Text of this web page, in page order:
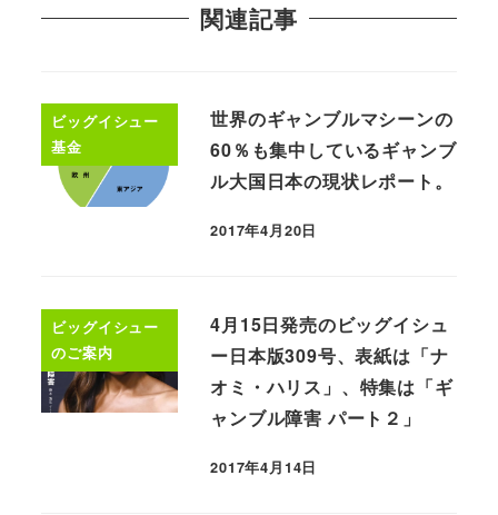
関連記事
ビッグイシュー
基金
世界のギャンブルマシーンの
60％も集中しているギャンブ
ル大国日本の現状レポート。
2017年4月20日
ビッグイシュー
のご案内
4月15日発売のビッグイシュ
ー日本版309号、表紙は「ナ
オミ・ハリス」、特集は「ギ
ャンブル障害 パート２」
2017年4月14日